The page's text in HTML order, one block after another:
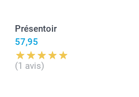
Présentoir
57,95
(1 avis)